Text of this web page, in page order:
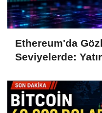
Ethereum'da
Seviyelerde: